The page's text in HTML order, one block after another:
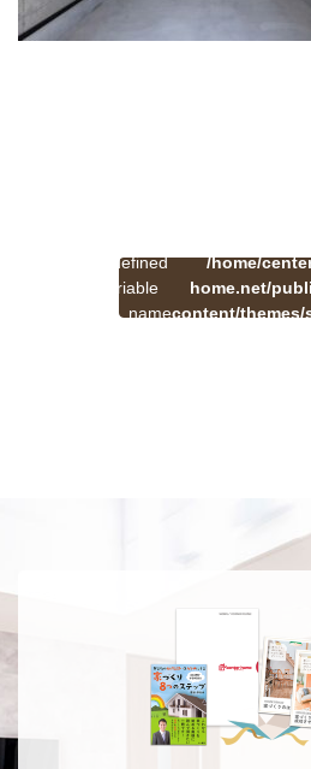
Undefined
variable
$cat_name
/home/
home.net/
content/themes/